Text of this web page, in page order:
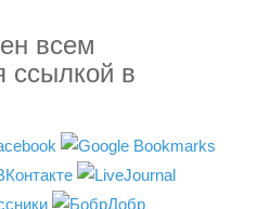
всем
ссылкой в